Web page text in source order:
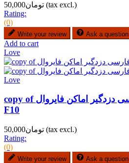
تومان50,000 (tax excl.)
Rating:
(0)
Write your review Ask a question
Add to cart
Love
Love
copy of راهنمای فارسی دزدگیر اماکن فایروال F9 و
F10
تومان50,000 (tax excl.)
Rating:
(0)
Write your review Ask a question